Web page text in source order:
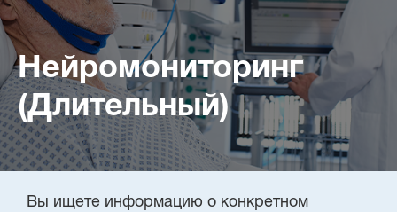
Нейромониторинг
(Длительный)
Вы ищете информацию о конкретном